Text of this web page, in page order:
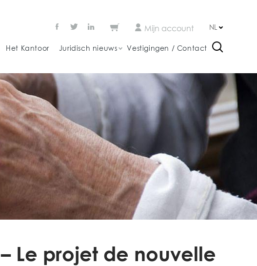
NL
Mijn account
Het Kantoor Juridisch nieuws Vestigingen / Contact
Le projet de nouvelle